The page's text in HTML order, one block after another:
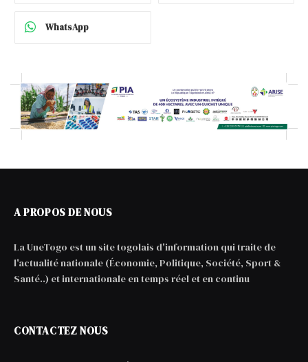
WhatsApp
A PROPOS DE NOUS
La UneTogo est un site togolais d'information qui traite de
l'actualité nationale (Économie, Politique, Société, Sport &
Santé..) et internationale en temps réel et en continu
CONTACTEZ NOUS